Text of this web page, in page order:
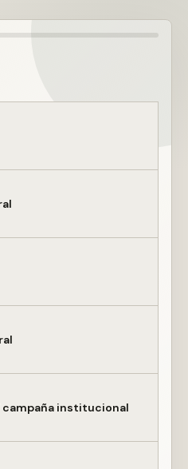
institucional